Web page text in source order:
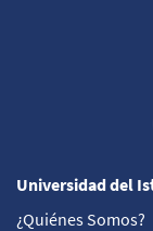
Universidad del
¿Quiénes Somos?